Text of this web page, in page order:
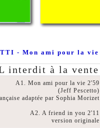
- Mon ami pour la vie
interdit à la vente
A1. Mon ami pour la vie 2'59
(Jeff Pescetto)
adaptée par Sophia Morizet
A2. A friend in you 2'11
version originale